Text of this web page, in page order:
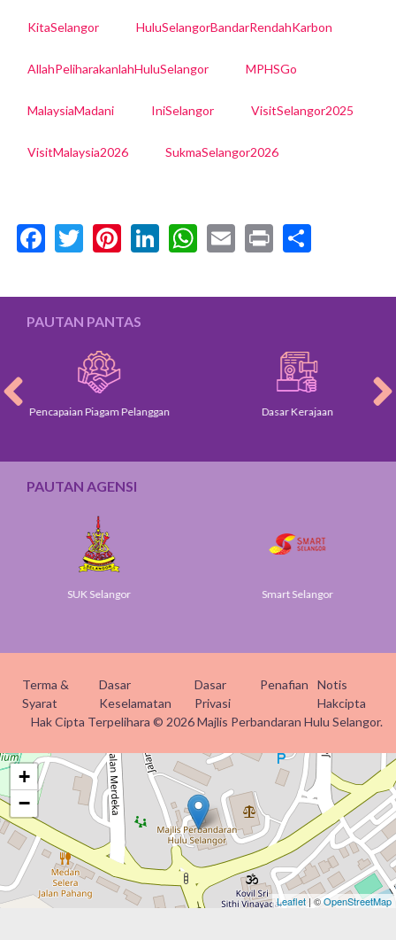
KitaSelangor HuluSelangorBandarRendahKarbon
AllahPeliharakanlahHuluSelangor MPHSGo
MalaysiaMadani IniSelangor VisitSelangor2025
VisitMalaysia2026 SukmaSelangor2026
Facebook
Twitter
Pinterest
LinkedIn
WhatsApp
Email
Print
PAUTAN PANTAS
Pencapaian Piagam Pelanggan Dasar Kerajaan
PAUTAN AGENSI
SUK Selangor Smart Selangor
Terma &
Syarat
Dasar
Keselamatan
Dasar
Privasi
Penafian
Notis
Hakcipta
Hak Cipta Terpelihara © 2026 Majlis Perbandaran Hulu Selangor.
+
−
Leaflet | ©OpenStreetMap